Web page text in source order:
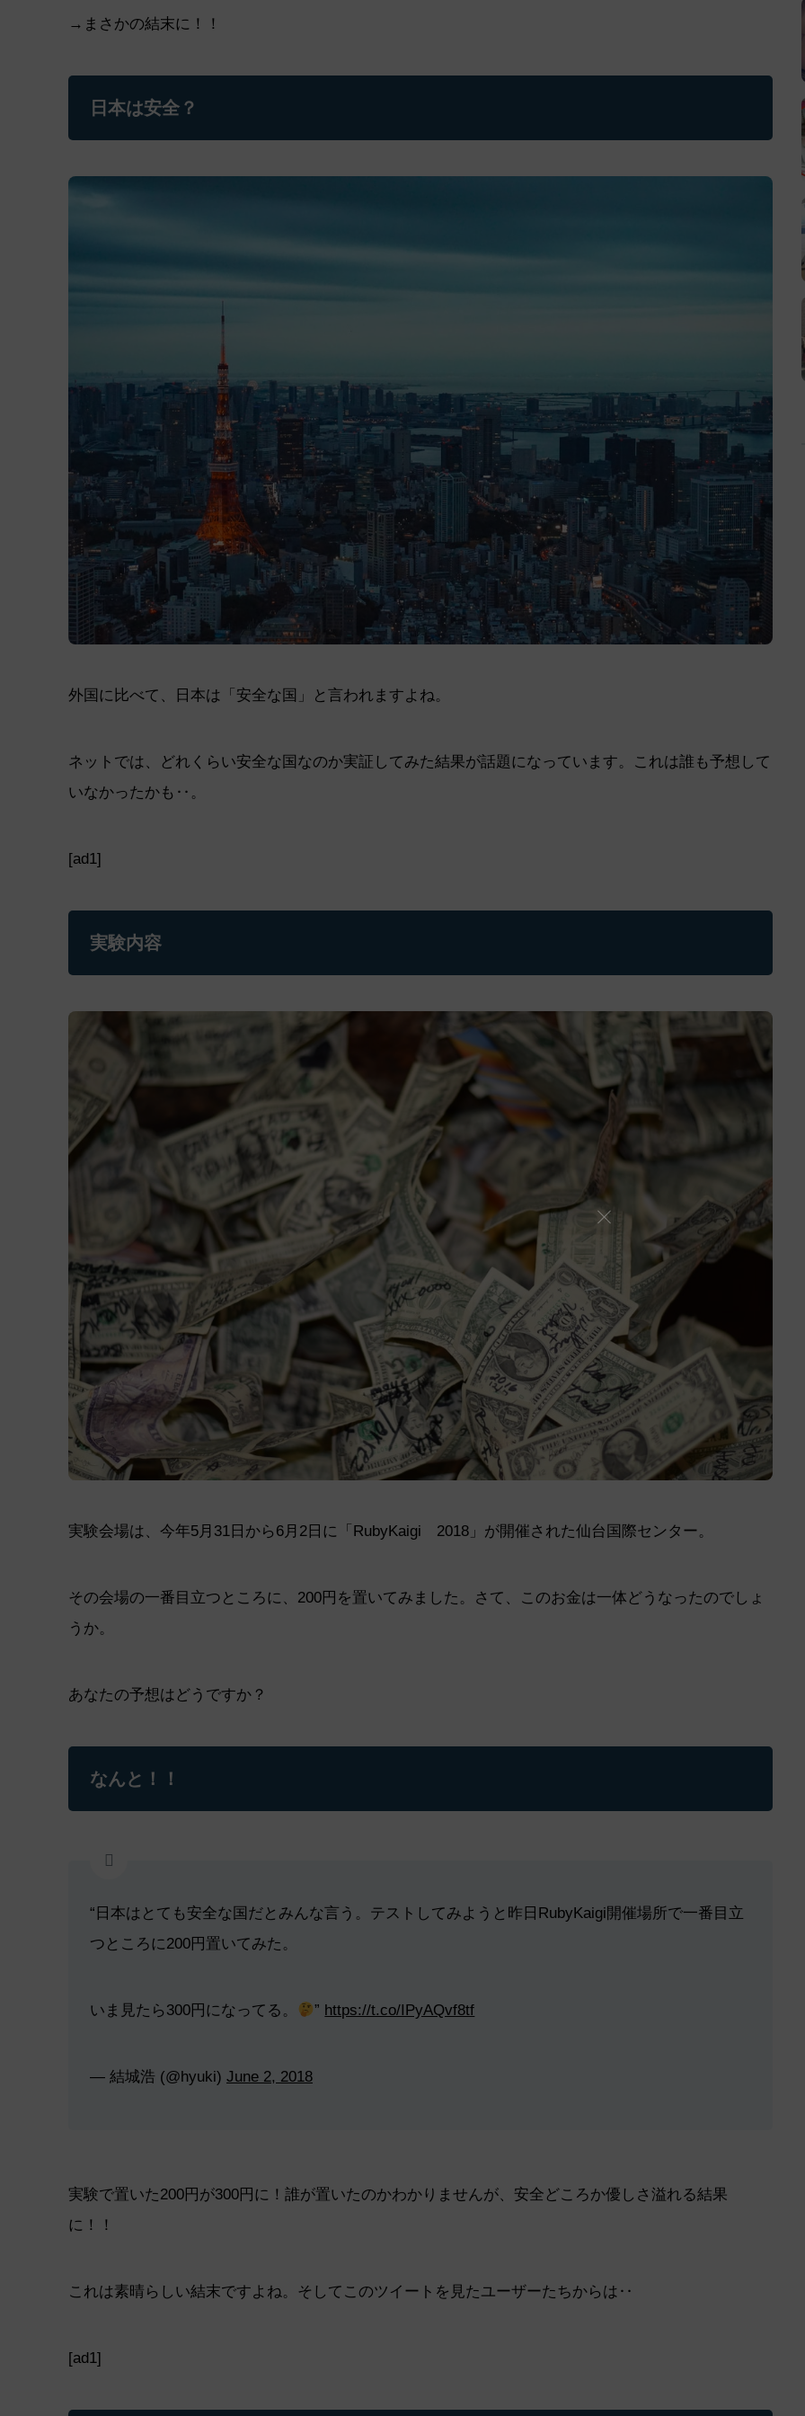
→まさかの結末に！！
日本は安全？
外国に比べて、日本は「安全な国」と言われますよね。
ネットでは、どれくらい安全な国なのか実証してみた結果が話題になっています。これは誰も予想して
いなかったかも‥。
[ad1]
実験内容
実験会場は、今年5月31日から6月2日に「RubyKaigi 2018」が開催された仙台国際センター。
その会場の一番目立つところに、200円を置いてみました。さて、このお金は一体どうなったのでしょ
うか。
あなたの予想はどうですか？
なんと！！
“日本はとても安全な国だとみんな言う。テストしてみようと昨日RubyKaigi開催場所で一番目立
つところに200円置いてみた。
いま見たら300円になってる。 ” https://t.co/IPyAQvf8tf
— 結城浩 (@hyuki) June 2, 2018
実験で置いた200円が300円に！誰が置いたのかわかりませんが、安全どころか優しさ溢れる結果
に！！
これは素晴らしい結末ですよね。そしてこのツイートを見たユーザーたちからは‥
[ad1]